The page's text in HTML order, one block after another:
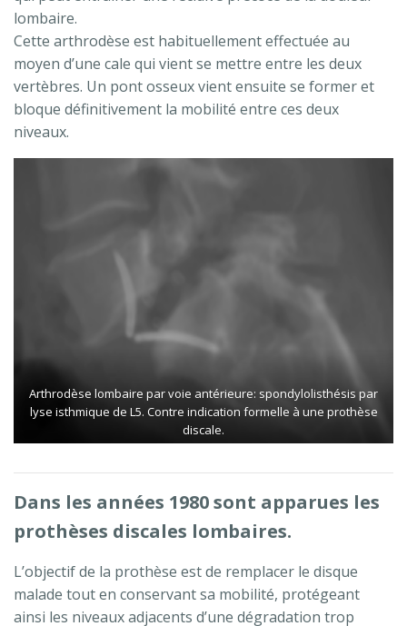
lombaire.
Cette arthrodèse est habituellement effectuée au
moyen d’une cale qui vient se mettre entre les deux
vertèbres. Un pont osseux vient ensuite se former et
bloque définitivement la mobilité entre ces deux
niveaux.
Arthrodèse lombaire par voie antérieure: spondylolisthésis par
lyse isthmique de L5. Contre indication formelle à une prothèse
discale.
Dans les années 1980 sont apparues les
prothèses discales lombaires.
L’objectif de la prothèse est de remplacer le disque
malade tout en conservant sa mobilité, protégeant
ainsi les niveaux adjacents d’une dégradation trop